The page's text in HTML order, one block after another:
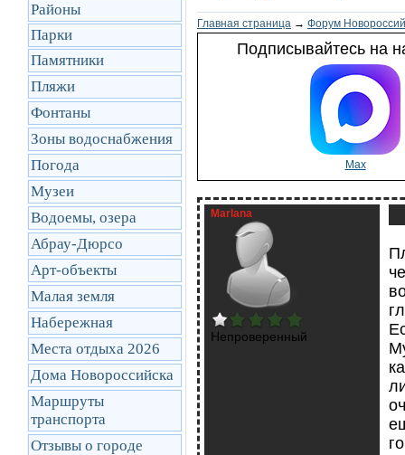
Районы
Парки
Памятники
Пляжи
Фонтаны
Зоны водоснабжения
Погода
Музеи
Водоемы, озера
Абрау-Дюрсо
Арт-объекты
Малая земля
Набережная
Места отдыха 2026
Дома Новороссийска
Маршруты
транcпорта
Отзывы о городе
Главная страница → Форум
Подписывайтесь на
Max
Marlana
Непроверенный